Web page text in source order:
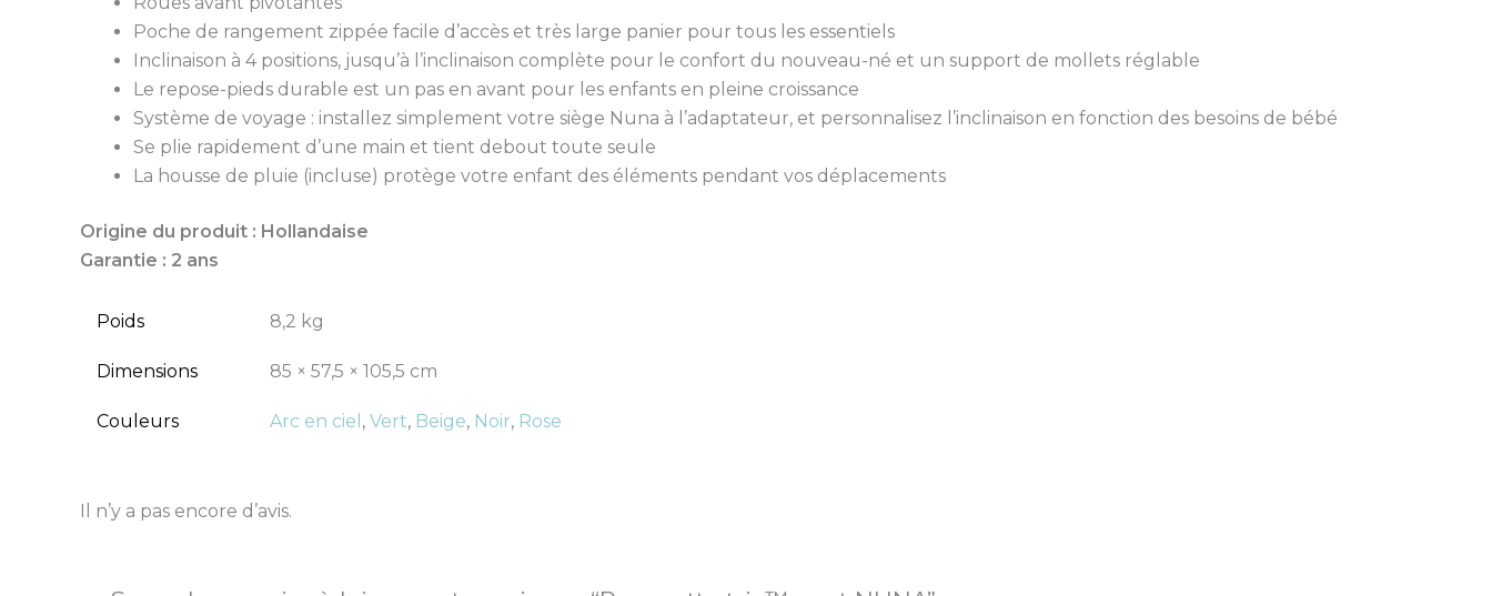
Poche de rangement zippée facile d’accès et très large panier pour tous les essentiels
Inclinaison à 4 positions, jusqu’à l’inclinaison complète pour le confort du nouveau-né et un support de mollets réglable
Le repose-pieds durable est un pas en avant pour les enfants en pleine croissance
Système de voyage : installez simplement votre siège Nuna à l’adaptateur, et personnalisez l’inclinaison en fonction des besoins de bébé
Se plie rapidement d’une main et tient debout toute seule
La housse de pluie (incluse) protège votre enfant des éléments pendant vos déplacements
Origine du produit : Hollandaise
Garantie : 2 ans
Poids 8,2 kg
Dimensions 85 × 57,5 × 105,5 cm
Couleurs Arc en ciel ,Vert, Beige, Noir, Rose
Il n’y a pas encore d’avis.